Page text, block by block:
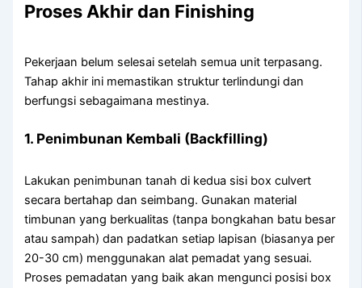
Proses Akhir dan Finishing
Pekerjaan belum selesai setelah semua unit terpasang.
Tahap akhir ini memastikan struktur terlindungi dan
berfungsi sebagaimana mestinya.
1. Penimbunan Kembali (Backfilling)
Lakukan penimbunan tanah di kedua sisi box culvert
secara bertahap dan seimbang. Gunakan material
timbunan yang berkualitas (tanpa bongkahan batu besar
atau sampah) dan padatkan setiap lapisan (biasanya per
20-30 cm) menggunakan alat pemadat yang sesuai.
Proses pemadatan yang baik akan mengunci posisi box